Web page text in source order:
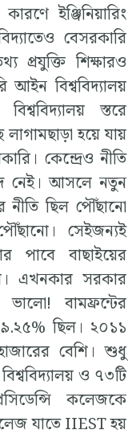
ইঞ্জিনিয়ারিং
বেসরকারি
প্রযুক্তি শিক্ষারও
আইন বিশ্ববিদ্যালয়
স্তরে
লাগামছাড়া হয়ে যায়
কেন্দ্রেও নীতি
নেই। আসলে নতুন
নীতি ছিল পৌঁছানো
সেইজন্যই
পাবে বাছাইয়ের
এখনকার সরকার
বামফ্রন্টের
ছিল। ২০১১
বেশি। শুধু
ও ৭৩টি
কলেজকে
যাতে IIEST হয়